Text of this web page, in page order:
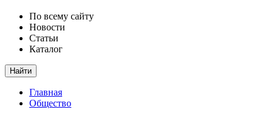
По всему сайту
Новости
Статьи
Каталог
Найти
Главная
Общество